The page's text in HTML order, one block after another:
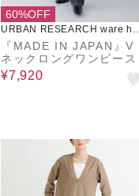
60%OFF
URBAN RESEARCH ware ho
use
『MADE IN JAPAN』V
ネックロングワンピース
¥7,920